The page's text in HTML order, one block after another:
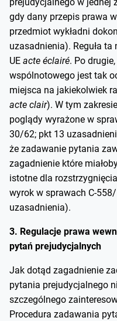
prejudycjalnego w jednej
gdy dany przepis prawa
przedmiot wykładni
uzasadnienia). Reguła
UE acte éclairé­. Po
wspólnotowego jest tak
miejsca na jakiekolwiek
acte clair). W tym
poglądy wyrażone w
30/62; pkt 13
że zadawanie pytania
zagadnienie które
istotne dla
wyrok w sprawach
uzasadnienia).
3. Regulacje prawa
pytań prejudycjalnych
Jak dotąd zagadnienie
pytania prejudycjalnego
szczególnego
Procedura zadawania